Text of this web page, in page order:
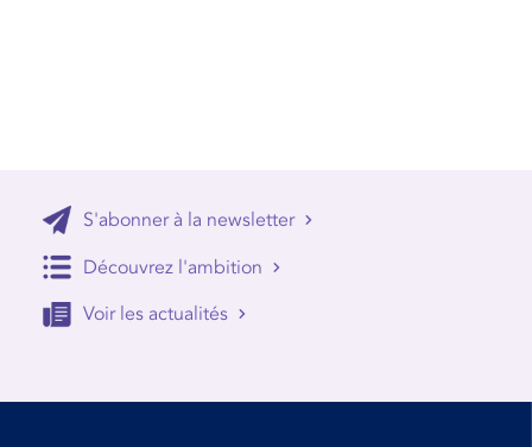
S'abonner à la newsletter
Découvrez l'ambition
Voir les actualités